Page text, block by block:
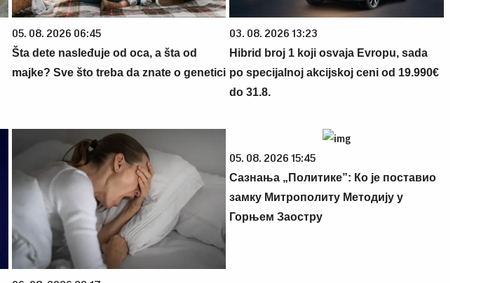
05. 08. 2026 06:45
Šta dete nasleđuje od oca, a šta od
majke? Sve što treba da znate o genetici
03. 08. 2026 13:23
Hibrid broj 1 koji osvaja Evropu, sada
po specijalnoj akcijskoj ceni od 19.990€
do 31.8.
05. 08. 2026 15:45
Сазнања „Политике”: Ко је поставио
замку Митрополиту Методију у
Горњем Заостру